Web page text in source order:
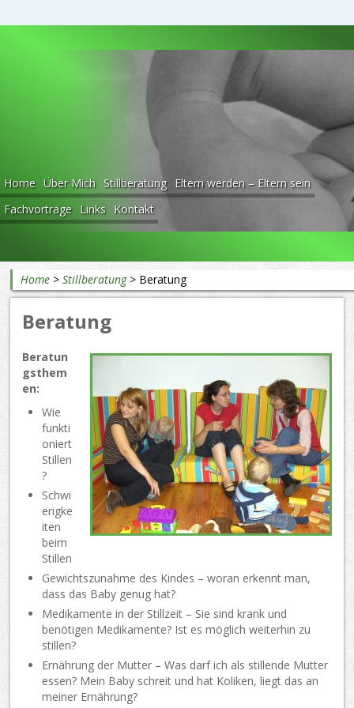
Home Über Mich Stillberatung Eltern werden – Eltern sein
Fachvorträge Links Kontakt
Beratung rund ums Baby
Home >Stillberatung> Beratung
Beratung
Beratun
gsthem
en:
Wie
funkti
oniert
Stillen
?
Schwi
erigke
iten
beim
Stillen
Gewichtszunahme des Kindes – woran erkennt man,
dass das Baby genug hat?
Medikamente in der Stillzeit – Sie sind krank und
benötigen Medikamente? Ist es möglich weiterhin zu
stillen?
Ernährung der Mutter – Was darf ich als stillende Mutter
essen? Mein Baby schreit und hat Koliken, liegt das an
meiner Ernährung?